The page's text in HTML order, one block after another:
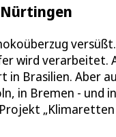
wird
Brasilien. Aber
in Bremen - und
„Klimaretten